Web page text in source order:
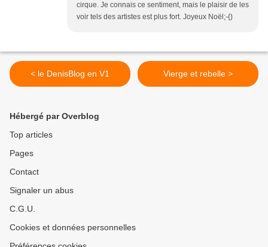
cirque. Je connais ce sentiment, mais le plaisir de les
voir tels des artistes est plus fort. Joyeux Noël;-{)
< le DenisBlog en V1 Vierge et rebelle >
Hébergé par Overblog
Top articles
Pages
Contact
Signaler un abus
C.G.U.
Cookies et données personnelles